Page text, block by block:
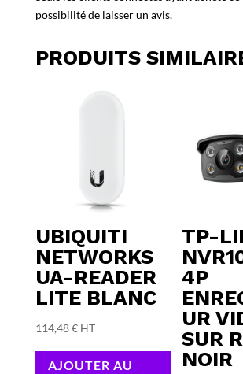
possibilité de laisser un avis.
PRODUITS
UBIQUITI
NETWORKS
UA-READER
LITE BLANC
114,48€ HT
AJOUTER AU
TP-
4P
UR
SUR
NOIR